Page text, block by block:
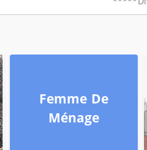
Femme De
Ménage